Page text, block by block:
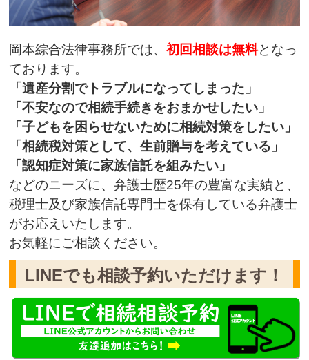
岡本綜合法律事務所では、初回相談は無料となっ
ております。
「遺産分割でトラブルになってしまった」
「不安なので相続手続きをおまかせしたい」
「子どもを困らせないために相続対策をしたい」
「相続税対策として、生前贈与を考えている」
「認知症対策に家族信託を組みたい」
などのニーズに、弁護士歴25年の豊富な実績と、
税理士及び家族信託専門士を保有している弁護士
がお応えいたします。
お気軽にご相談ください。
LINEでも相談予約いただけます！